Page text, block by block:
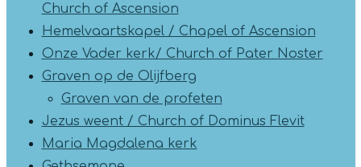
Church of Ascension
Hemelvaartskapel / Chapel of Ascension
Onze Vader kerk/ Church of Pater Noster
Graven op de Olijfberg
Graven van de profeten
Jezus weent / Church of Dominus Flevit
Maria Magdalena kerk